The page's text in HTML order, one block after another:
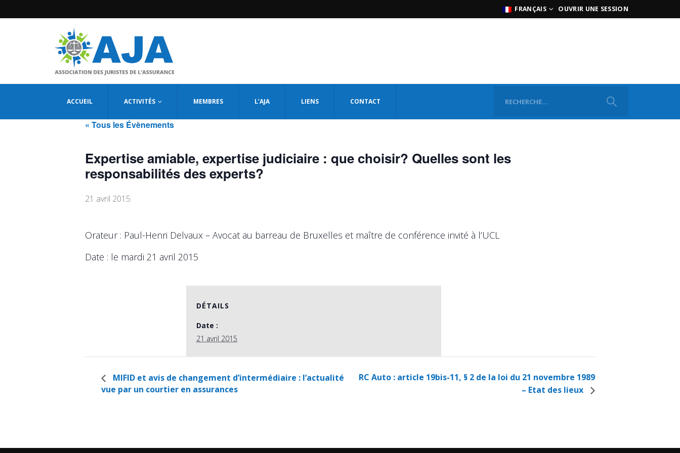
FRANÇAIS OUVRIR UNE SESSION
ACCUEIL ACTIVITÉS MEMBRES L’AJA LIENS CONTACT
« Tous les Évènements
Expertise amiable, expertise judiciaire : que choisir? Quelles sont les
responsabilités des experts?
21 avril 2015
Orateur : Paul-Henri Delvaux – Avocat au barreau de Bruxelles et maître de conférence invité à l’UCL
Date : le mardi 21 avril 2015
DÉTAILS
Date :
21 avril 2015
MIFID et avis de changement d’intermédiaire : l’actualité
vue par un courtier en assurances
RC Auto : article 19bis-11, § 2 de la loi du 21 novembre 1989
– Etat des lieux